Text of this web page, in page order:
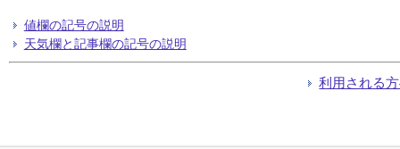
値欄の記号の説明
天気欄と記事欄の記号の説明
利用される